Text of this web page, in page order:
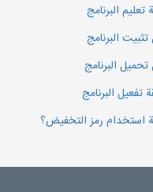
تعليم البرنامج
البرنامج
تحميل البرنامج
تفعيل البرنامج
استخدام رمز التخفيض؟